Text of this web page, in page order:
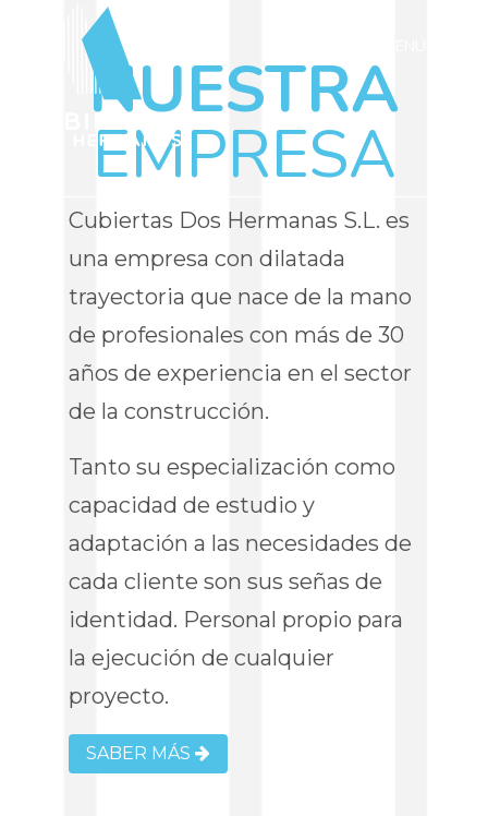
NUESTRA
EMPRESA
Cubiertas Dos Hermanas S.L. es
una empresa con dilatada
trayectoria que nace de la mano
de profesionales con más de 30
años de experiencia en el sector
de la construcción.
Tanto su especialización como
capacidad de estudio y
adaptación a las necesidades de
cada cliente son sus señas de
identidad. Personal propio para
la ejecución de cualquier
proyecto.
SABER MÁS